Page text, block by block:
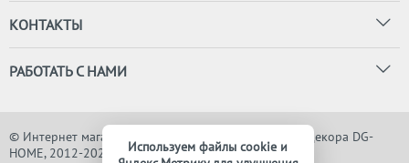
КОНТАКТЫ
РАБОТАТЬ С НАМИ
© Интернет магазин дизайнерской мебели, света и декора DG-
HOME, 2012-2026. Все права защищены
Используем файлы cookie и